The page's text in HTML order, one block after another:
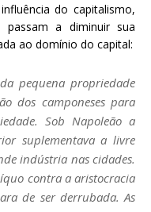
do capitalismo,
passam a diminuir sua
ao domínio do capital:
pequena propriedade
dos camponeses para
Sob Napoleão a
suplementava a livre
indústria nas cidades.
contra a aristocracia
de ser derrubada. As